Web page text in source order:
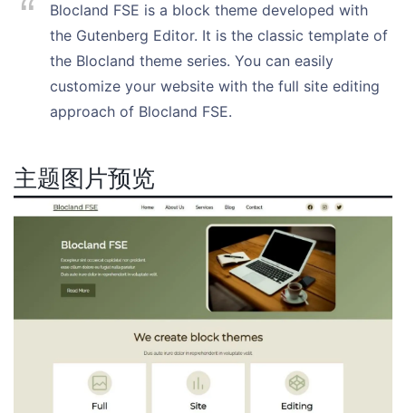
Blocland FSE is a block theme developed with
the Gutenberg Editor. It is the classic template of
the Blocland theme series. You can easily
customize your website with the full site editing
approach of Blocland FSE.
主题图片预览